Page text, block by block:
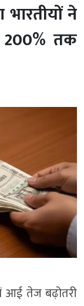
ने
200% तक
आई तेज बढ़ोतरी